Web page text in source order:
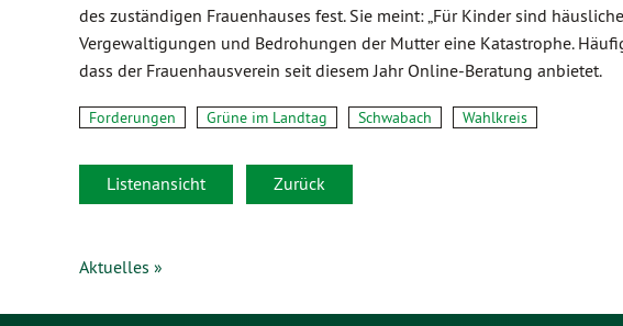
des zuständigen Frauenhauses fest. Sie meint: „Für Kinder sind
Vergewaltigungen und Bedrohungen der Mutter eine Katastrophe.
dass der Frauenhausverein seit diesem Jahr Online-Beratung anbietet.
Forderungen Grüne im Landtag Schwabach Wahlkreis
Listenansicht Zurück
Aktuelles »